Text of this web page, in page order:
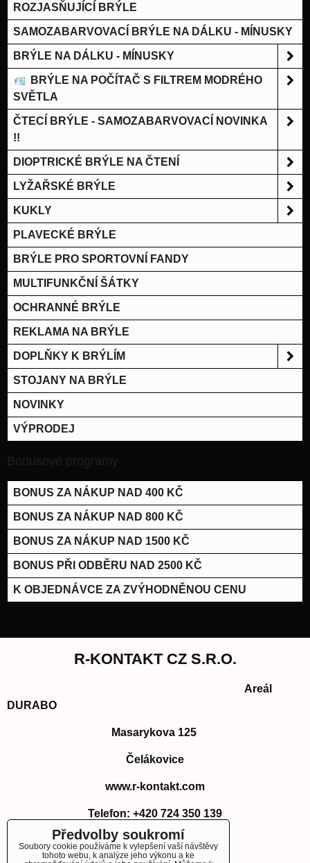
ROZJASŇUJÍCÍ BRÝLE
SAMOZABARVOVACÍ BRÝLE NA DÁLKU - MÍNUSKY
BRÝLE NA DÁLKU - MÍNUSKY
BRÝLE NA POČÍTAČ S FILTREM MODRÉHO
SVĚTLA
ČTECÍ BRÝLE - SAMOZABARVOVACÍ NOVINKA
!!
DIOPTRICKÉ BRÝLE NA ČTENÍ
LYŽAŘSKÉ BRÝLE
KUKLY
PLAVECKÉ BRÝLE
BRÝLE PRO SPORTOVNÍ FANDY
MULTIFUNKČNÍ ŠÁTKY
OCHRANNÉ BRÝLE
REKLAMA NA BRÝLE
DOPLŇKY K BRÝLÍM
STOJANY NA BRÝLE
NOVINKY
VÝPRODEJ
Bonusové programy
BONUS ZA NÁKUP NAD 400 KČ
BONUS ZA NÁKUP NAD 800 KČ
BONUS ZA NÁKUP NAD 1500 KČ
BONUS PŘI ODBĚRU NAD 2500 KČ
K OBJEDNÁVCE ZA ZVÝHODNĚNOU CENU
R-KONTAKT CZ S.R.O.
Areál
DURABO
Masarykova 125
Čelákovice
www.r-kontakt.com
Telefon: +420 724 350 139
E-mail: info@r-kontakt.com
info@r-kontakt.com
Předvolby soukromí
Soubory cookie používáme k vylepšení vaší návštěvy
tohoto webu, k analýze jeho výkonu a ke